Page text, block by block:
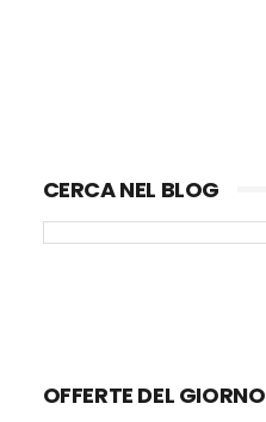
CERCA NEL BLOG
OFFERTE DEL GIORNO